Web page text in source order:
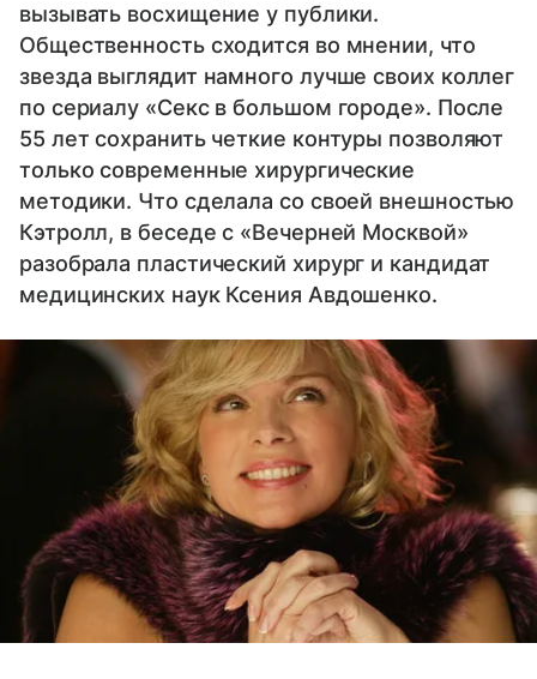
вызывать восхищение у публики.
Общественность сходится во мнении, что
звезда выглядит намного лучше своих коллег
по сериалу «Секс в большом городе». После
55 лет сохранить четкие контуры позволяют
только современные хирургические
методики. Что сделала со своей внешностью
Кэтролл, в беседе с «Вечерней Москвой»
разобрала пластический хирург и кандидат
медицинских наук Ксения Авдошенко.